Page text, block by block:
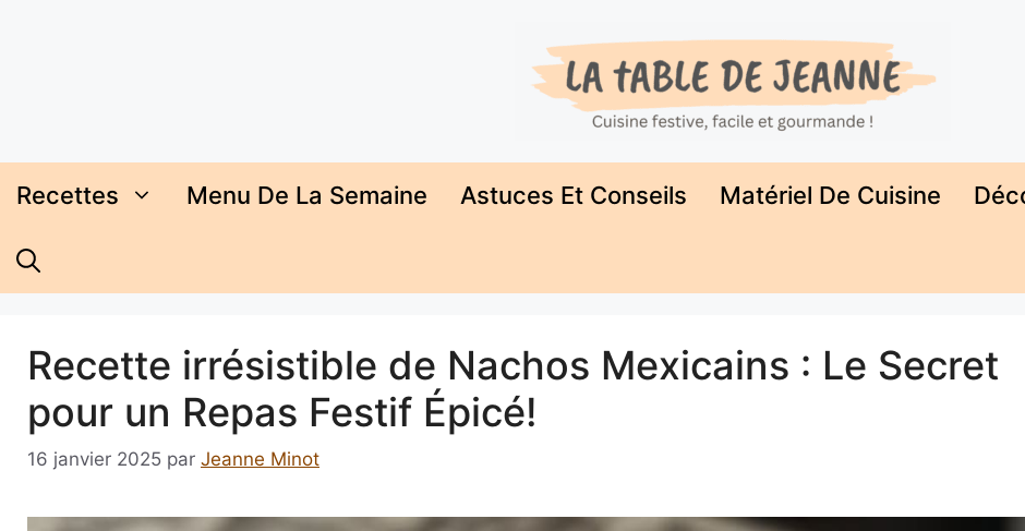
Recettes Menu De La Semaine Astuces Et Conseils Matériel De Cuisine
Recette irrésistible de Nachos Mexicains : Le Secret
pour un Repas Festif Épicé!
16 janvier 2025 par Jeanne Minot